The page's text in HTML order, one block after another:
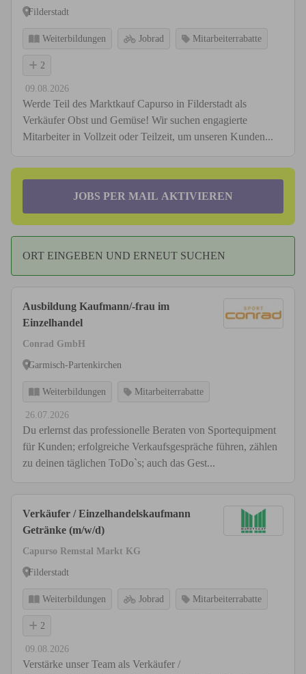
Filderstadt
Weiterbildungen Jobrad Mitarbeiterrabatte
2
09.08.2026
Werde Teil des Marktkauf Capurso in Filderstadt als
Verkäufer Obst und Gemüse! Wir suchen engagierte
Mitarbeiter in Vollzeit oder Teilzeit, um unseren Kunden...
JOBS PER MAIL AKTIVIEREN
ORT EINGEBEN UND ERNEUT SUCHEN
Ausbildung Kaufmann/-frau im
Einzelhandel
Conrad GmbH
Garmisch-Partenkirchen
Weiterbildungen Mitarbeiterrabatte
26.07.2026
Du erlernst das professionelle Beraten von Sportequipment
für Kunden; erfolgreiche Verkaufsgespräche führen, zählen
zu deinen täglichen ToDo`s; auch das Gest...
Verkäufer / Einzelhandelskaufmann
Getränke (m/w/d)
Capurso Remstal Markt KG
Filderstadt
Weiterbildungen Jobrad Mitarbeiterrabatte
2
09.08.2026
Verstärke unser Team als Verkäufer /